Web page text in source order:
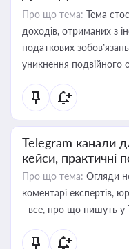
Про що тема: Тема
доходів, отриманих з
податкових
уникнення подвійного
Telegram канали
кейси, практичні
Про що тема: Огляди
коментарі експертів,
- все, про що пишуть у